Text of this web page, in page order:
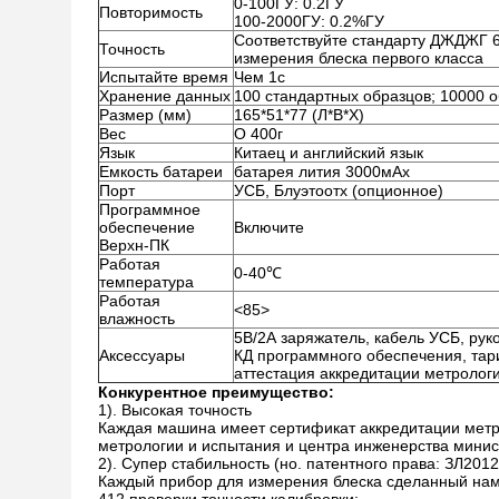
Повторимость
100-2000ГУ: 0.2%ГУ
Точность
Соответствуйте стандарту ДЖДЖГ
измерения блеска первого класса
Испытайте время Чем 1с
Хранение данных 100 стандартных образцов; 10000
Размер (мм)
165*51*77 (Л*В*Х)
Вес
О 400г
Язык
Китаец и английский язык
Емкость батареи
батарея лития 3000мАх
Порт
УСБ, Блуэтоотх (опционное)
Программное
обеспечение
Верхн-ПК
Включите
Работая
температура
0-40℃
Работая
влажность
<85>
Аксессуары
5В/2А заряжатель, кабель УСБ,
КД программного обеспечения,
аттестация аккредитации
Конкурентное преимущество:
1). Высокая точность
Каждая машина имеет сертификат аккредитации
метрологии и испытания и центра инженерства
2). Супер стабильность (но. патентного права:
Каждый прибор для измерения блеска сделанный